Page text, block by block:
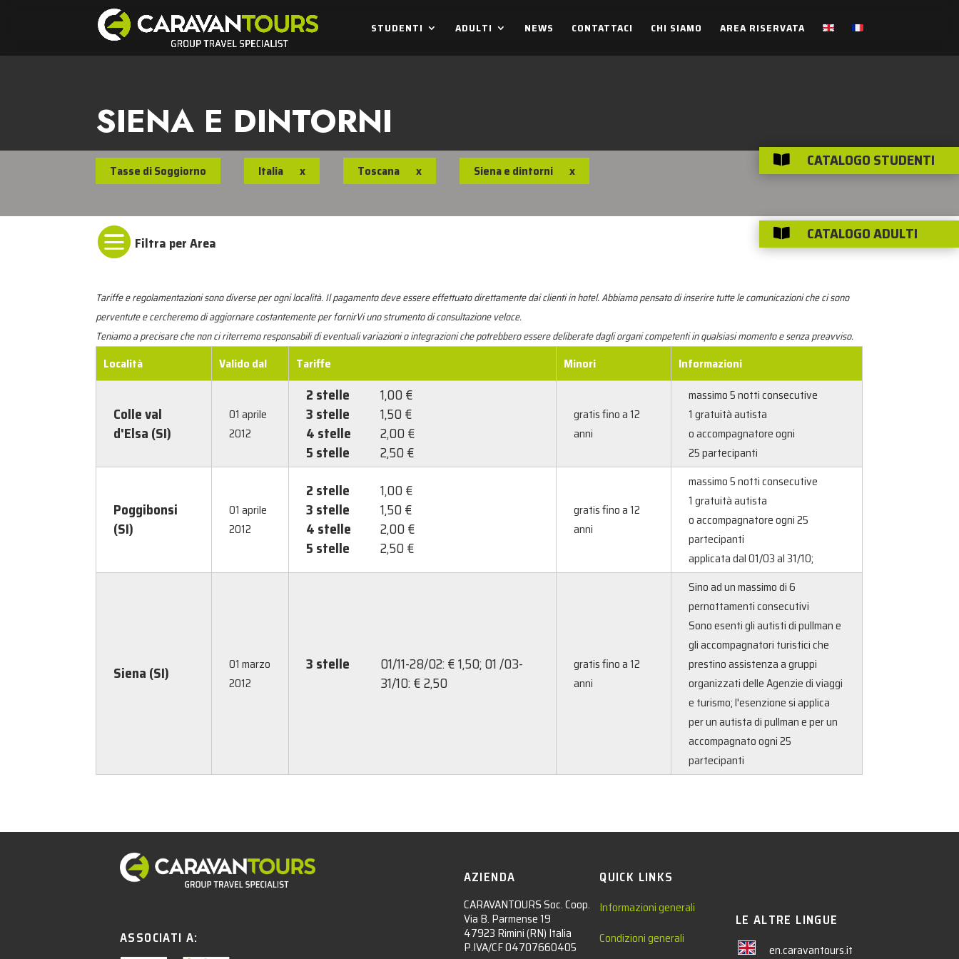
STUDENTI ADULTI NEWS CONTATTACI CHI SIAMO AREA RISERVATA
SIENA E DINTORNI
Tasse di Soggiorno Italia x Toscana x Siena e dintorni x

Tariffe e regolamentazioni sono diverse per ogni località. Il pagamento deve essere effettuato direttamente dai clienti in hotel. Abbiamo pensato di inserire tutte le comunicazioni che ci sono
perventute e cercheremo di aggiornare costantemente per fornirVi uno strumento di consultazione veloce.
Teniamo a precisare che non ci riterremo responsabili di eventuali variazioni o integrazioni che potrebbero essere deliberate dagli organi competenti in qualsiasi momento e senza preavviso.
Località Valido dal Tariffe Minori Informazioni
Colle val
d'Elsa (SI)
01 aprile
2012
2 stelle
1,00 €
3 stelle
1,50 €
4 stelle
2,00 €
5 stelle
2,50 €
gratis fino a 12
anni
massimo 5 notti consecutive
1 gratuità autista
o accompagnatore ogni
25 partecipanti
Poggibonsi
(SI)
01 aprile
2012
2 stelle
1,00 €
3 stelle
1,50 €
4 stelle
2,00 €
5 stelle
2,50 €
gratis fino a 12
anni
massimo 5 notti consecutive
1 gratuità autista
o accompagnatore ogni 25
partecipanti
applicata dal 01/03 al 31/10;
Siena (SI)
01 marzo
2012
3 stelle
01/11-28/02: € 1,50; 01 /03-
31/10: € 2,50
gratis fino a 12
anni
Sino ad un massimo di 6
pernottamenti consecutivi
Sono esenti gli autisti di pullman e
gli accompagnatori turistici che
prestino assistenza a gruppi
organizzati delle Agenzie di viaggi
e turismo; l'esenzione si applica
per un autista di pullman e per un
accompagnato ogni 25
partecipanti
ASSOCIATI A:
AZIENDA
CARAVANTOURS Soc. Coop.
Via B. Parmense 19
47923 Rimini (RN) Italia
P.IVA/CF 04707660405
QUICK LINKS
Informazioni generali
Condizioni generali
LE ALTRE LINGUE
en.caravantours.it
 CATALOGO STUDENTI
 CATALOGO ADULTI